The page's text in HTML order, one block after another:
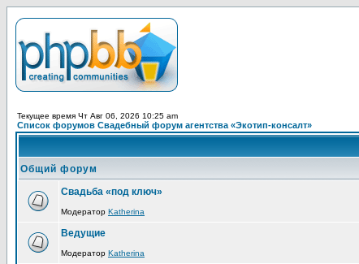
Текущее время Чт Авг 06, 2026 10:25 am
Список форумов Свадебный форум агентства «Экотип-консалт»
Общий форум
Свадьба «под ключ»
Модератор Katherina
Ведущие
Модератор Katherina